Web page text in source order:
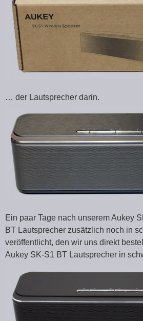
… der Lautsprecher darin.
Ein paar Tage nach unserem Aukey
BT Lautsprecher zusätzlich noch in
veröffentlicht, den wir uns direkt
Aukey SK-S1 BT Lautsprecher in